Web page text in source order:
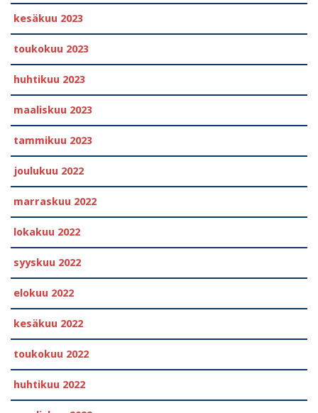
kesäkuu 2023
toukokuu 2023
huhtikuu 2023
maaliskuu 2023
tammikuu 2023
joulukuu 2022
marraskuu 2022
lokakuu 2022
syyskuu 2022
elokuu 2022
kesäkuu 2022
toukokuu 2022
huhtikuu 2022